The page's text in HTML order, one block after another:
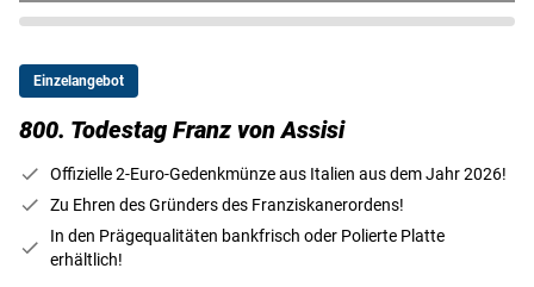
Einzelangebot
800. Todestag Franz von Assisi
Offizielle 2-Euro-Gedenkmünze aus Italien aus dem Jahr 2026!
Zu Ehren des Gründers des Franziskanerordens!
In den Prägequalitäten bankfrisch oder Polierte Platte
erhältlich!